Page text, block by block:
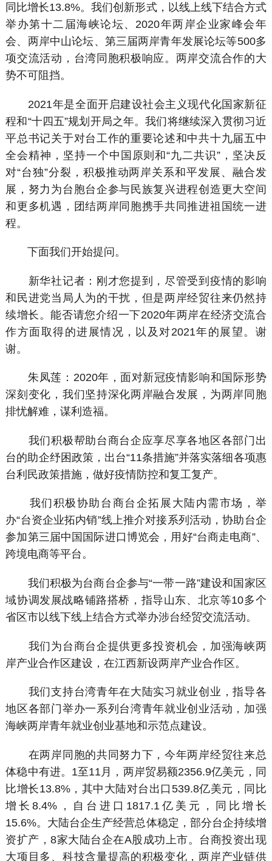
同比增长13.8%。我们创新形式，以线上线下结合方式
举办第十二届海峡论坛、2020年两岸企业家峰会年
会、两岸中山论坛、第三届两岸青年发展论坛等500多
项交流活动，台湾同胞积极响应。两岸交流合作的大
势不可阻挡。
2021年是全面开启建设社会主义现代化国家新征
程和“十四五”规划开局之年。我们将继续深入贯彻习近
平总书记关于对台工作的重要论述和中共十九届五中
全会精神，坚持一个中国原则和“九二共识”，坚决反
对“台独”分裂，积极推动两岸关系和平发展、融合发
展，努力为台胞台企参与民族复兴进程创造更大空间
和更多机遇，团结两岸同胞携手共同推进祖国统一进
程。
下面我们开始提问。
新华社记者：刚才您提到，尽管受到疫情的影响
和民进党当局人为的干扰，但是两岸经贸往来仍然持
续增长。能否请您介绍一下2020年两岸在经济交流合
作方面取得的进展情况，以及对2021年的展望。谢
谢。
朱凤莲：2020年，面对新冠疫情影响和国际形势
深刻变化，我们坚持深化两岸融合发展，为两岸同胞
排忧解难，谋利造福。
我们积极帮助台商台企应享尽享各地区各部门出
台的助企纾困政策，出台“11条措施”并落实落细各项惠
台利民政策措施，做好疫情防控和复工复产。
我们积极协助台商台企拓展大陆内需市场，举
办“台资企业拓内销”线上推介对接系列活动，协助台企
参加第三届中国国际进口博览会，用好“台商走电商”、
跨境电商等平台。
我们积极为台商台企参与“一带一路”建设和国家区
域协调发展战略铺路搭桥，指导山东、北京等10多个
省区市以线下线上结合方式举办涉台经贸交流活动。
我们为台商台企提供更多投资机会，加强海峡两
岸产业合作区建设，在江西新设两岸产业合作区。
我们支持台湾青年在大陆实习就业创业，指导各
地区各部门举办一系列台湾青年就业创业活动，加强
海峡两岸青年就业创业基地和示范点建设。
在两岸同胞的共同努力下，今年两岸经贸往来总
体稳中有进。1至11月，两岸贸易额2356.9亿美元，同
比增长13.8%，其中大陆对台出口539.8亿美元，同比
增长8.4%，自台进口1817.1亿美元，同比增长
15.6%。大陆台企生产经营总体稳定，部分台企持续增
资扩产，8家大陆台企在A股成功上市。台商投资出现
大项目多、科技含量提高的积极变化，两岸产业链供